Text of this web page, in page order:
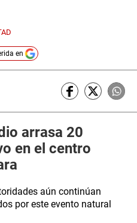
en
arrasa 20
en el centro
aún continúan
por este evento natural